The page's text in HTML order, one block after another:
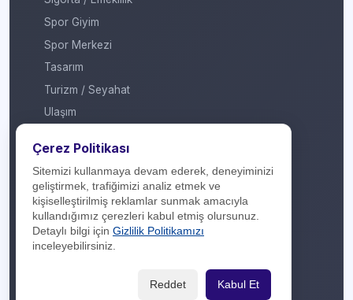
Spor Giyim
Spor Merkezi
Tasarım
Turizm / Seyahat
Ulaşım
Yapı Marketi
Yurt Dışı / Duty Free
Hakkımızda
İletişim
Çerez Politikası
Sitemizi kullanmaya devam ederek, deneyiminizi
geliştirmek, trafiğimizi analiz etmek ve
kişiselleştirilmiş reklamlar sunmak amacıyla
kullandığımız çerezleri kabul etmiş olursunuz.
Detaylı bilgi için Gizlilik Politikamızı
inceleyebilirsiniz.
Reddet Kabul Et